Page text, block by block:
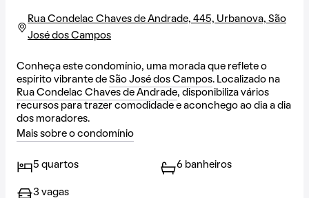
Rua Condelac Chaves de Andrade, 445, Urbanova, São
José dos Campos
Conheça este condomínio, uma morada que reflete o
espírito vibrante de São José dos Campos. Localizado na
Rua Condelac Chaves de Andrade, disponibiliza vários
recursos para trazer comodidade e aconchego ao dia a dia
dos moradores.
Mais sobre o condomínio
5 quartos 6 banheiros
3 vagas